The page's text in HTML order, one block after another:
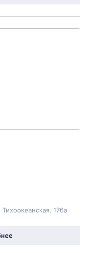
Тихоокеанская , 176а